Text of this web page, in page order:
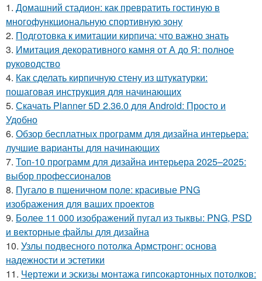
1. Домашний стадион: как превратить гостиную в
многофункциональную спортивную зону
2. Подготовка к имитации кирпича: что важно знать
3. Имитация декоративного камня от А до Я: полное
руководство
4. Как сделать кирпичную стену из штукатурки:
пошаговая инструкция для начинающих
5. Скачать Planner 5D 2.36.0 для Android: Просто и
Удобно
6. Обзор бесплатных программ для дизайна интерьера:
лучшие варианты для начинающих
7. Топ-10 программ для дизайна интерьера 2025–2025:
выбор профессионалов
8. Пугало в пшеничном поле: красивые PNG
изображения для ваших проектов
9. Более 11 000 изображений пугал из тыквы: PNG, PSD
и векторные файлы для дизайна
10. Узлы подвесного потолка Армстронг: основа
надежности и эстетики
11. Чертежи и эскизы монтажа гипсокартонных потолков: